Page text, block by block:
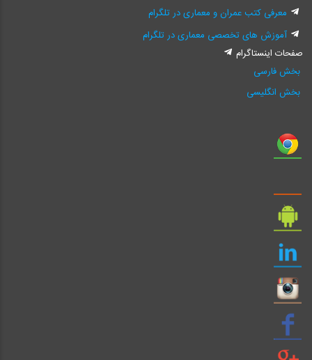
معرفی کتب عمران و معماری در تلگرام
آموزش های تخصصی معماری در تلگرام
صفحات اینستاگرام
بخش فارسی
بخش انگلیسی